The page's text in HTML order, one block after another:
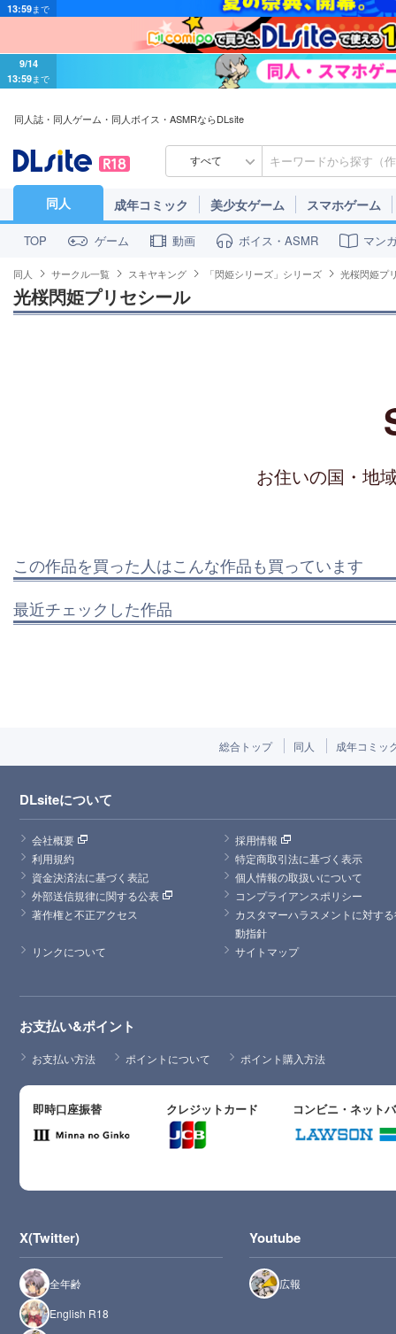
13:59まで
同人誌・同人ゲーム・同人ボイス・ASMRならDLsite
すべて
同人 成年コミック 美少女ゲーム スマホゲーム
TOP ゲーム 動画 ボイス・ASMR マン
同人 サークル一覧 スキヤキング 「閃姫シリーズ」シリーズ 光桜閃姫プ
光桜閃姫プリセシール
お住いの国・地
この作品を買った人はこんな作品も買っています
最近チェックした作品
総合トップ 同人 成年コミッ
DLsiteについて
会社概要
採用情報
利用規約
特定商取引法に基づく表示
資金決済法に基づく表記
個人情報の取扱いについて
外部送信規律に関する公表
コンプライアンスポリシー
著作権と不正アクセス
カスタマーハラスメントに対す
動指針
リンクについて
サイトマップ
お支払い&ポイント
お支払い方法 ポイントについて ポイント購入方法
即時口座振替 クレジットカード コンビニ・ネット
X(Twitter)
全年齢
English R18
Youtube
広報